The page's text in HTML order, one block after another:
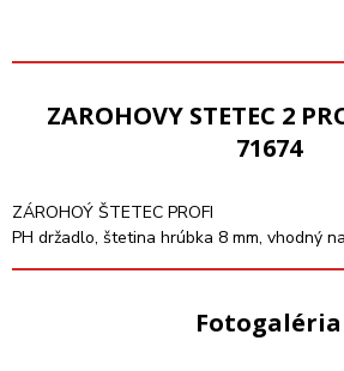
ZAROHOVY STETEC 2
71674
ZÁROHOÝ ŠTETEC PROFI
PH držadlo, štetina hrúbka 8 mm, vhodný
Fotogaléria